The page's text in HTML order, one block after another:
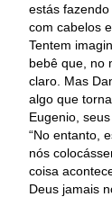
estás
com cabelos
Tentem
bebê que, no
claro. Mas
algo que
Eugenio,
“No entanto,
nós
coisa
Deus jamais